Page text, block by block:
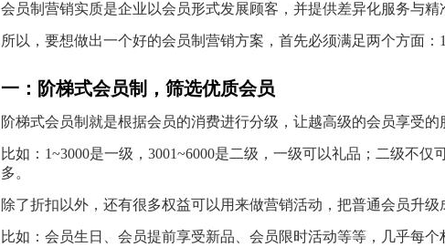
会员制营销实质是企业以会员形式发展顾客，并提供差异化服务与
所以，要想做出一个好的会员制营销方案，首先必须满足两个方面：
一：阶梯式会员制，筛选优质会员
阶梯式会员制就是根据会员的消费进行分级，让越高级的会员享受
比如：1~3000是一级，3001~6000是二级，一级可以礼品；二级不
多。
除了折扣以外，还有很多权益可以用来做营销活动，把普通会员升级
比如：会员生日、会员提前享受新品、会员限时活动等等，几乎每